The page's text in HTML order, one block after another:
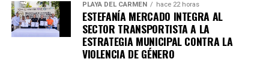
PLAYA DEL CARMEN hace 22 horas
ESTEFANÍA MERCADO INTEGRA AL
SECTOR TRANSPORTISTA A LA
ESTRATEGIA MUNICIPAL CONTRA LA
VIOLENCIA DE GÉNERO